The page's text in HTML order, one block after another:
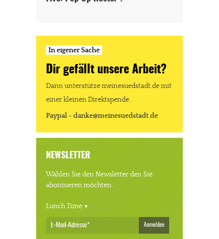
In eigener Sache
Dir gefällt unsere Arbeit?
Dann unterstütze meinesuedstadt.de mit
einer kleinen Direktspende.
Paypal - danke@meinesuedstadt.de
NEWSLETTER
Wählen Sie den Newsletter den Sie
abonnieren möchten.
Lunch Time
Anmelden